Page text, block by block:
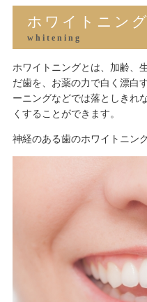
ホワイトニング
whitening
ホワイトニングとは、加齢、
だ歯を、お薬の力で白く漂白
ーニングなどでは落としきれ
くすることができます。
神経のある歯のホワイトニン